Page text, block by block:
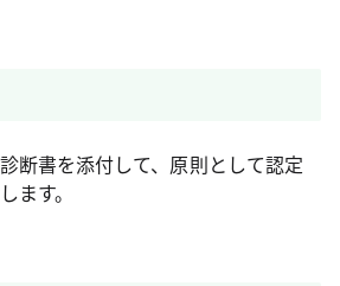
断書を添付して、原則として認定
ます。